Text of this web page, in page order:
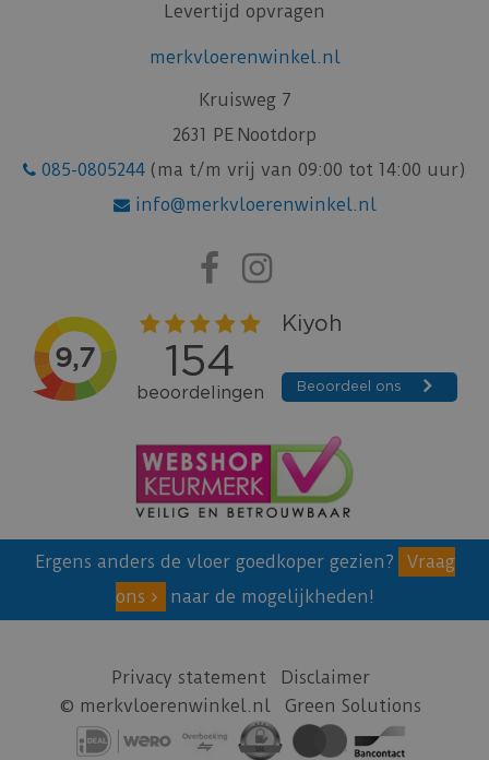
Levertijd opvragen
merkvloerenwinkel.nl
Kruisweg 7
2631 PE Nootdorp
085-0805244 (ma t/m vrij van 09:00 tot 14:00 uur)
info@merkvloerenwinkel.nl
Ergens anders de vloer goedkoper gezien?
Vraag
ons
naar de mogelijkheden!
Privacy statement
Disclaimer
© merkvloerenwinkel.nl
Green Solutions